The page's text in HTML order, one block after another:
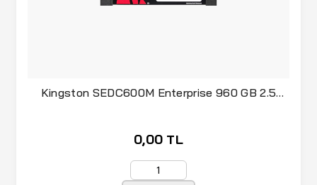
Kingston SEDC600M Enterprise 960 GB 2.5
0,00 TL